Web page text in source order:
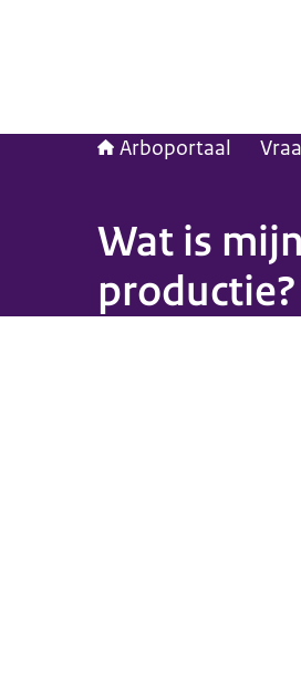
Arboportaal
Wat is
productie?